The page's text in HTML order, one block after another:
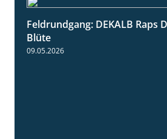
Feldrundgang: DEKALB Raps
Blüte
09.05.2026